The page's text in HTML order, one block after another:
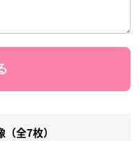
（全7枚）